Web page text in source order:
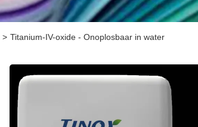
> Titanium-IV-oxide - Onoplosbaar in water